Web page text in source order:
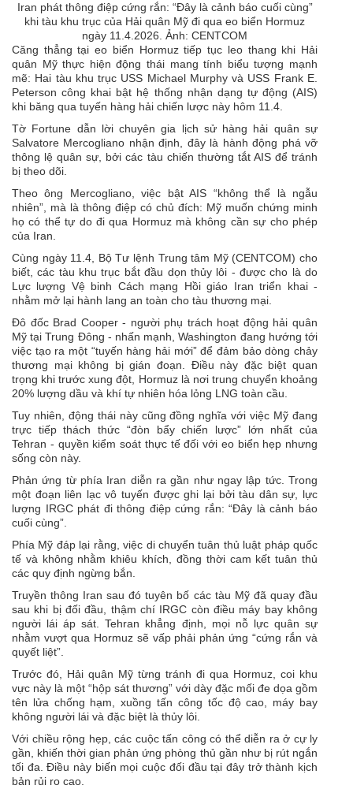
Iran phát thông điệp cứng rắn: “Đây là cảnh báo cuối cùng”
khi tàu khu trục của Hải quân Mỹ đi qua eo biển Hormuz
ngày 11.4.2026. Ảnh: CENTCOM
Căng thẳng tạieo biển Hormuztiếp tục leo thang khi Hải
quân Mỹ thực hiện động thái mang tính biểu tượng mạnh
mẽ: Hai tàu khu trục USS Michael Murphy và USS Frank E.
Peterson công khai bật hệ thống nhận dạng tự động (AIS)
khi băng qua tuyến hàng hải chiến lược này hôm 11.4.
Tờ Fortune dẫn lời chuyên gia lịch sử hàng hải quân sự
Salvatore Mercogliano nhận định, đây là hành động phá vỡ
thông lệ quân sự, bởi các tàu chiến thường tắt AIS để tránh
bị theo dõi.
Theo ông Mercogliano, việc bật AIS “không thể là ngẫu
nhiên”, mà là thông điệp có chủ đích: Mỹ muốn chứng minh
họ có thể tự do đi qua Hormuz mà không cần sự cho phép
của Iran.
Cùng ngày 11.4, Bộ Tư lệnh Trung tâm Mỹ (CENTCOM) cho
biết, các tàu khu trục bắt đầu dọn thủy lôi - được cho là do
Lực lượng Vệ binh Cách mạng Hồi giáo Iran triển khai -
nhằm mở lại hành lang an toàn cho tàu thương mại.
Đô đốc Brad Cooper - người phụ trách hoạt động hải quân
Mỹ tại Trung Đông - nhấn mạnh, Washington đang hướng tới
việc tạo ra một “tuyến hàng hải mới” để đảm bảo dòng chảy
thương mại không bị gián đoạn. Điều này đặc biệt quan
trọng khi trước xung đột, Hormuz là nơi trung chuyển khoảng
20% lượng dầu và khí tự nhiên hóa lỏng LNG toàn cầu.
Tuy nhiên, động thái này cũng đồng nghĩa với việc Mỹ đang
trực tiếp thách thức “đòn bẩy chiến lược” lớn nhất của
Tehran - quyền kiểm soát thực tế đối với eo biển hẹp nhưng
sống còn này.
Phản ứng từ phía Iran diễn ra gần như ngay lập tức. Trong
một đoạn liên lạc vô tuyến được ghi lại bởi tàu dân sự, lực
lượng IRGC phát đi thông điệp cứng rắn: “Đây là cảnh báo
cuối cùng”.
Phía Mỹ đáp lại rằng, việc di chuyển tuân thủ luật pháp quốc
tế và không nhằm khiêu khích, đồng thời cam kết tuân thủ
các quy định ngừng bắn.
Truyền thông Iran sau đó tuyên bố các tàu Mỹ đã quay đầu
sau khi bị đối đầu, thậm chí IRGC còn điều máy bay không
người lái áp sát. Tehran khẳng định, mọi nỗ lực quân sự
nhằm vượt qua Hormuz sẽ vấp phải phản ứng “cứng rắn và
quyết liệt”.
Trước đó, Hải quân Mỹ từng tránh đi qua Hormuz, coi khu
vực này là một “hộp sát thương” với dày đặc mối đe dọa gồm
tên lửa chống hạm, xuồng tấn công tốc độ cao, máy bay
không người lái và đặc biệt là thủy lôi.
Với chiều rộng hẹp, các cuộc tấn công có thể diễn ra ở cự ly
gần, khiến thời gian phản ứng phòng thủ gần như bị rút ngắn
tối đa. Điều này biến mọi cuộc đối đầu tại đây trở thành kịch
bản rủi ro cao.